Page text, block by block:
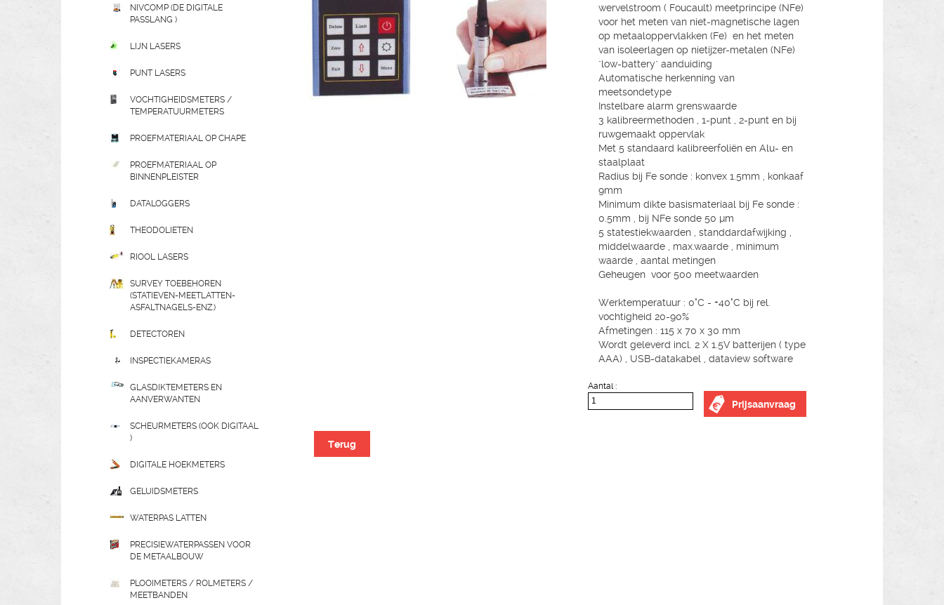
NIVCOMP (DE DIGITALE
PASSLANG )
LIJN LASERS
PUNT LASERS
VOCHTIGHEIDSMETERS /
TEMPERATUURMETERS
PROEFMATERIAAL OP CHAPE
PROEFMATERIAAL OP
BINNENPLEISTER
DATALOGGERS
THEODOLIETEN
RIOOL LASERS
SURVEY TOEBEHOREN
(STATIEVEN-MEETLATTEN-
ASFALTNAGELS-ENZ.)
DETECTOREN
INSPECTIEKAMERAS
GLASDIKTEMETERS EN
AANVERWANTEN
SCHEURMETERS (OOK DIGITAAL
)
DIGITALE HOEKMETERS
GELUIDSMETERS
WATERPAS LATTEN
PRECISIEWATERPASSEN VOOR
DE METAALBOUW
PLOOIMETERS / ROLMETERS /
MEETBANDEN
wervelstroom ( Foucault) meetprincipe (NFe)
voor het meten van niet-magnetische lagen
op metaaloppervlakken (Fe) en het meten
van isoleerlagen op nietijzer-metalen (NFe)
"low-battery" aanduiding
Automatische herkenning van
meetsondetype
Instelbare alarm grenswaarde
3 kalibreermethoden , 1-punt , 2-punt en bij
ruwgemaakt oppervlak
Met 5 standaard kalibreerfoliën en Alu- en
staalplaat
Radius bij Fe sonde : konvex 1.5mm , konkaaf
9mm
Minimum dikte basismateriaal bij Fe sonde :
0.5mm , bij NFe sonde 50 µm
5 statestiekwaarden , standdardafwijking ,
middelwaarde , max.waarde , minimum
waarde , aantal metingen
Geheugen voor 500 meetwaarden
Werktemperatuur : 0°C - +40°C bij rel.
vochtigheid 20-90%
Afmetingen : 115 x 70 x 30 mm
Wordt geleverd incl. 2 X 1.5V batterijen ( type
AAA) , USB-datakabel , dataview software
Aantal :
Prijsaanvraag
Terug